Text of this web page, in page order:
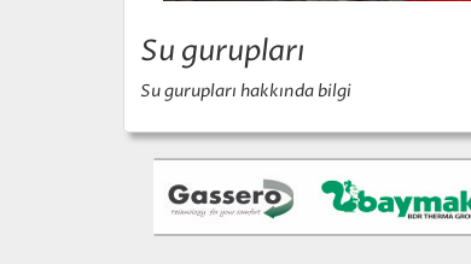
Su gurupları
Su gurupları hakkında bilgi